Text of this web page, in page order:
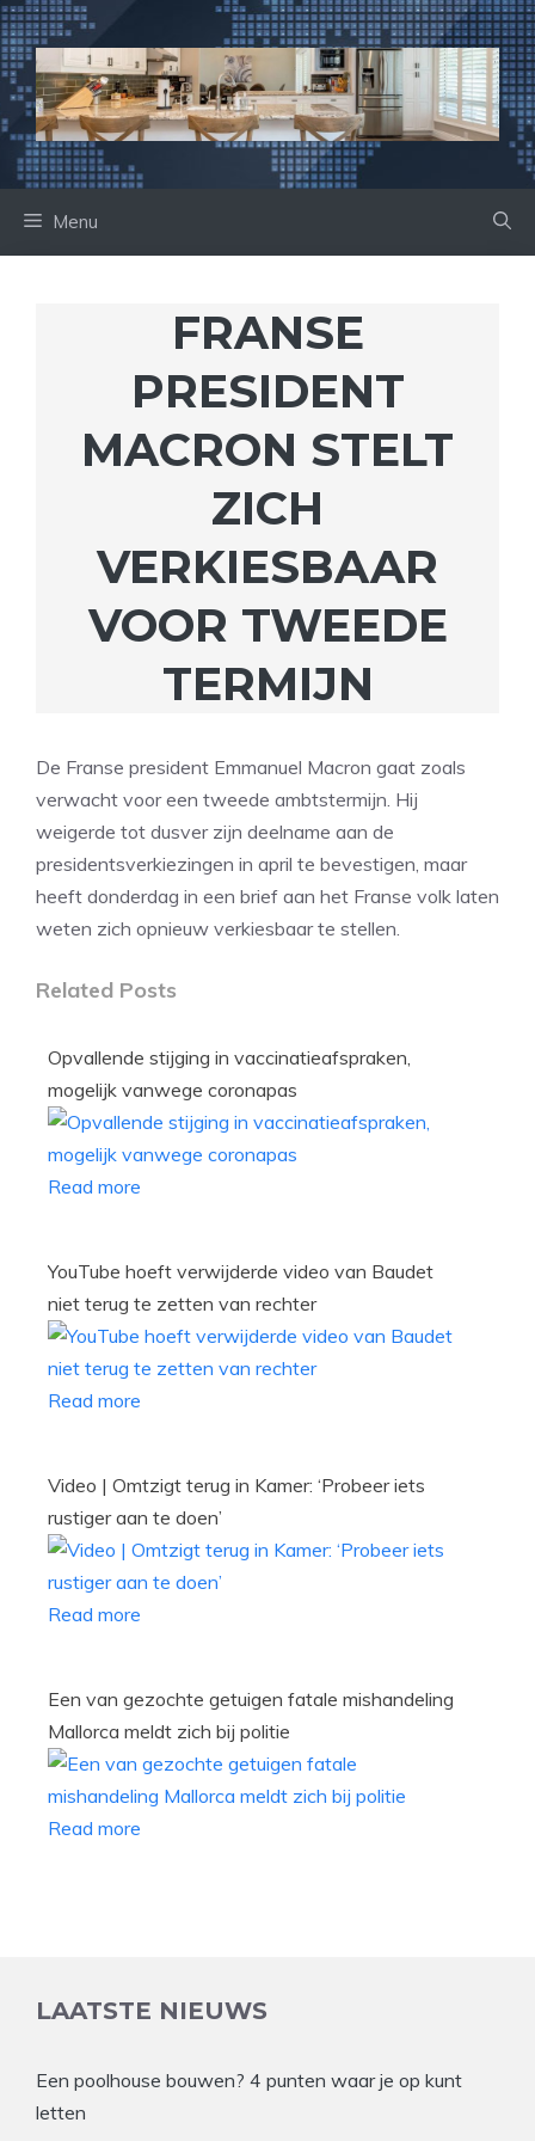
Ga
naar
de
inhoud
Menu
FRANSE
PRESIDENT
MACRON STELT
ZICH
VERKIESBAAR
VOOR TWEEDE
TERMIJN
De Franse president Emmanuel Macron gaat zoals
verwacht voor een tweede ambtstermijn. Hij
weigerde tot dusver zijn deelname aan de
presidentsverkiezingen in april te bevestigen, maar
heeft donderdag in een brief aan het Franse volk laten
weten zich opnieuw verkiesbaar te stellen.
Related Posts
Opvallende stijging in vaccinatieafspraken,
mogelijk vanwege coronapas
Read more
YouTube hoeft verwijderde video van Baudet
niet terug te zetten van rechter
Read more
Video | Omtzigt terug in Kamer: ‘Probeer iets
rustiger aan te doen’
Read more
Een van gezochte getuigen fatale mishandeling
Mallorca meldt zich bij politie
Read more
LAATSTE NIEUWS
Een poolhouse bouwen? 4 punten waar je op kunt
letten